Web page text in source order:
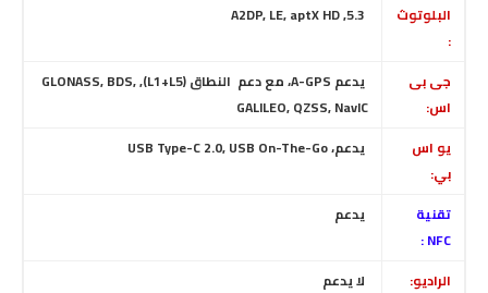
البلوتوث
:
جى بى
اس:
يدعم A-GPS
، مع دعم النطاق (L1+L5), GLONASS, BDS,
GALILEO, QZSS, NavIC
يو اس
بي:
يدعم، USB Type-C 2.0, USB On-The-Go
تقنية
NFC :
يدعم
الراديو: لايدعم